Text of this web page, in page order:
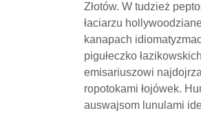
Złotów. W tudzież
łaciarzu
kanapach
pigułeczko
emisariuszowi
ropotokami łojówek.
auswajsom lunulami